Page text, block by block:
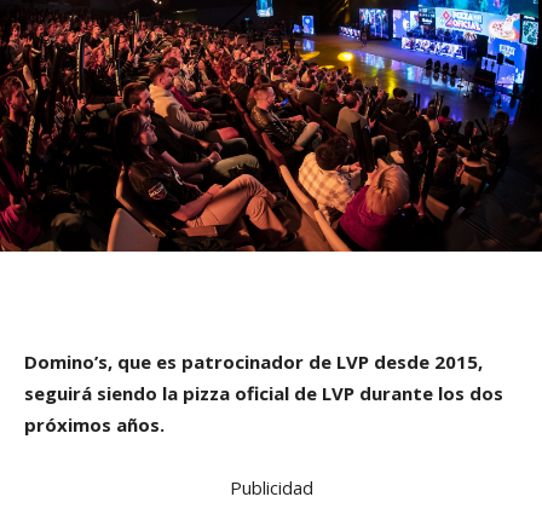
Domino’s, que es patrocinador de LVP desde 2015,
seguirá siendo la pizza oficial de LVP durante los dos
próximos años.
Publicidad